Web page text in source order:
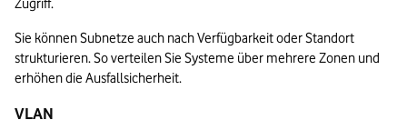
Zugriff.
Sie können Subnetze auch nach Verfügbarkeit oder Standort
strukturieren. So verteilen Sie Systeme über mehrere Zonen und
erhöhen die Ausfallsicherheit.
VLAN